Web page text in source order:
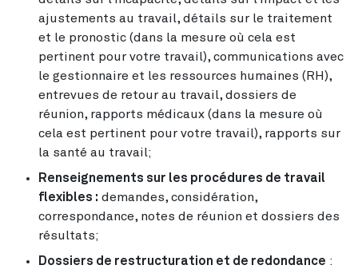
ajustements au travail, détails sur le traitement
et le pronostic (dans la mesure où cela est
pertinent pour votre travail), communications avec
le gestionnaire et les ressources humaines (RH),
entrevues de retour au travail, dossiers de
réunion, rapports médicaux (dans la mesure où
cela est pertinent pour votre travail), rapports sur
la santé au travail;
Renseignements sur les procédures de travail
flexibles : demandes, considération,
correspondance, notes de réunion et dossiers des
résultats;
Dossiers de restructuration et de redondance :